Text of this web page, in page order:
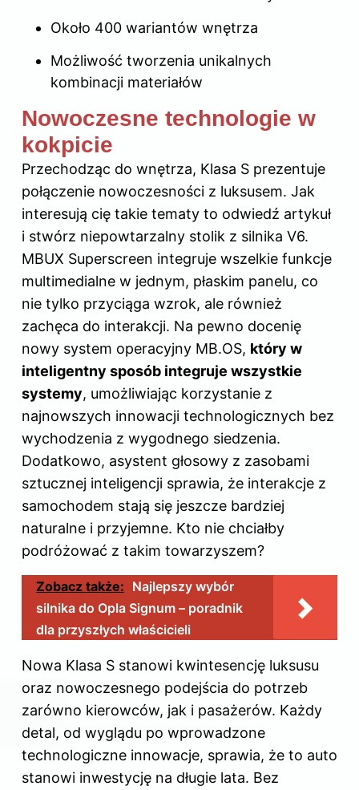
Około 400 wariantów wnętrza
Możliwość tworzenia unikalnych
kombinacji materiałów
Nowoczesne technologie w
kokpicie
Przechodząc do wnętrza, Klasa S prezentuje
połączenie nowoczesności z luksusem. Jak
interesują cię takie tematy to odwiedź artykuł
i stwórz niepowtarzalny stolik z silnika V6.
MBUX Superscreen integruje wszelkie funkcje
multimedialne w jednym, płaskim panelu, co
nie tylko przyciąga wzrok, ale również
zachęca do interakcji. Na pewno docenię
nowy system operacyjny MB.OS, który w
inteligentny sposób integruje wszystkie
systemy, umożliwiając korzystanie z
najnowszych innowacji technologicznych bez
wychodzenia z wygodnego siedzenia.
Dodatkowo, asystent głosowy z zasobami
sztucznej inteligencji sprawia, że interakcje z
samochodem stają się jeszcze bardziej
naturalne i przyjemne. Kto nie chciałby
podróżować z takim towarzyszem?
Zobacz także: Najlepszy wybór
silnika do Opla Signum – poradnik
dla przyszłych właścicieli
Nowa Klasa S stanowi kwintesencję luksusu
oraz nowoczesnego podejścia do potrzeb
zarówno kierowców, jak i pasażerów. Każdy
detal, od wyglądu po wprowadzone
technologiczne innowacje, sprawia, że to auto
stanowi inwestycję na długie lata. Bez